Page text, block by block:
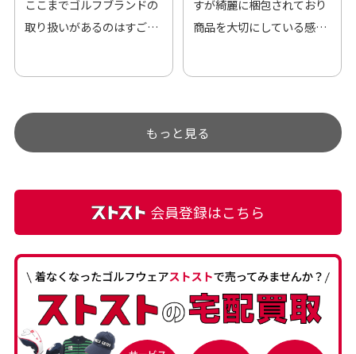
ここまでゴルフブランドの
取り扱いがあるのはすご
す。
すが綺麗に梱包されており
商品を大切にしている感が
うぐらい目立つことなく綺
麗な商品でお安く購入でき
もっと見る
会員登録はこちら